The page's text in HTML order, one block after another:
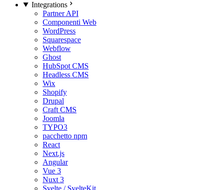
Integrations
Partner API
Componenti Web
WordPress
Squarespace
Webflow
Ghost
HubSpot CMS
Headless CMS
Wix
Shopify
Drupal
Craft CMS
Joomla
TYPO3
pacchetto npm
React
Next.js
Angular
Vue 3
Nuxt 3
Svelte / SvelteKit